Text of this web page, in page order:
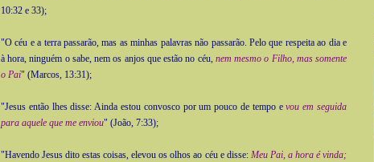
10:32 e 33);
"O céu e a terra passarão, mas as minhas palavras não passarão. Pelo que respeita ao dia e
à hora, ninguém o sabe, nem os anjos que estão no céu, nem mesmo o Filho, mas somente
o Pai" (Marcos, 13:31);
"Jesus então lhes disse: Ainda estou convosco por um pouco de tempo evou em seguida
para aquele que me enviou" (João, 7:33);
"Havendo Jesus dito estas coisas, elevou os olhos ao céu e disse: Meu Pai, a hora é vinda;